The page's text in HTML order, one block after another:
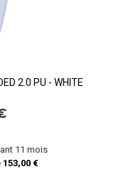
2.0 PU - WHITE
11 mois
153,00 €